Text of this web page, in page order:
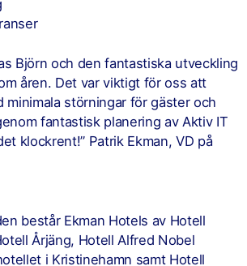
Björn och den fantastiska utveckling
åren. Det var viktigt för oss att
minimala störningar för gäster och
fantastisk planering av Aktiv IT
klockrent!” Patrik Ekman, VD på
består Ekman Hotels av Hotell
Årjäng, Hotell Alfred Nobel
i Kristinehamn samt Hotell